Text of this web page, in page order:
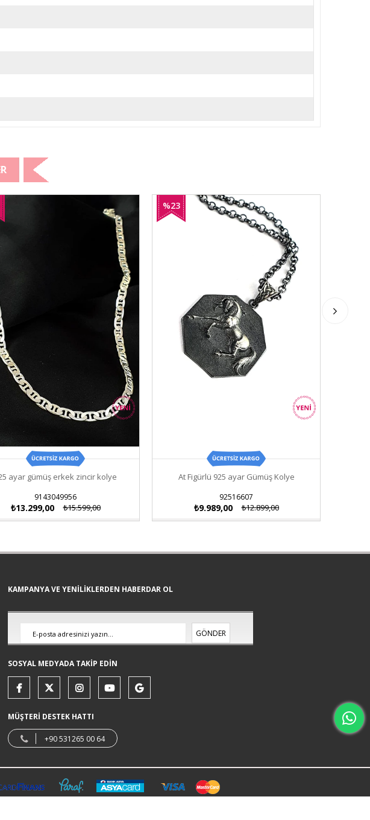
ayar gümüş erkek zincir kolye
9143049956
₺13.299,00 ₺15.599,00
At Figürlü 925 ayar Gümüş Kolye
92516607
₺9.989,00 ₺12.899,00
%23
KAMPANYA VE YENİLİKLERDEN HABERDAR OL
GÖNDER
SOSYAL MEDYADA TAKİP EDİN
MÜŞTERİ DESTEK HATTI
+90 531265 00 64